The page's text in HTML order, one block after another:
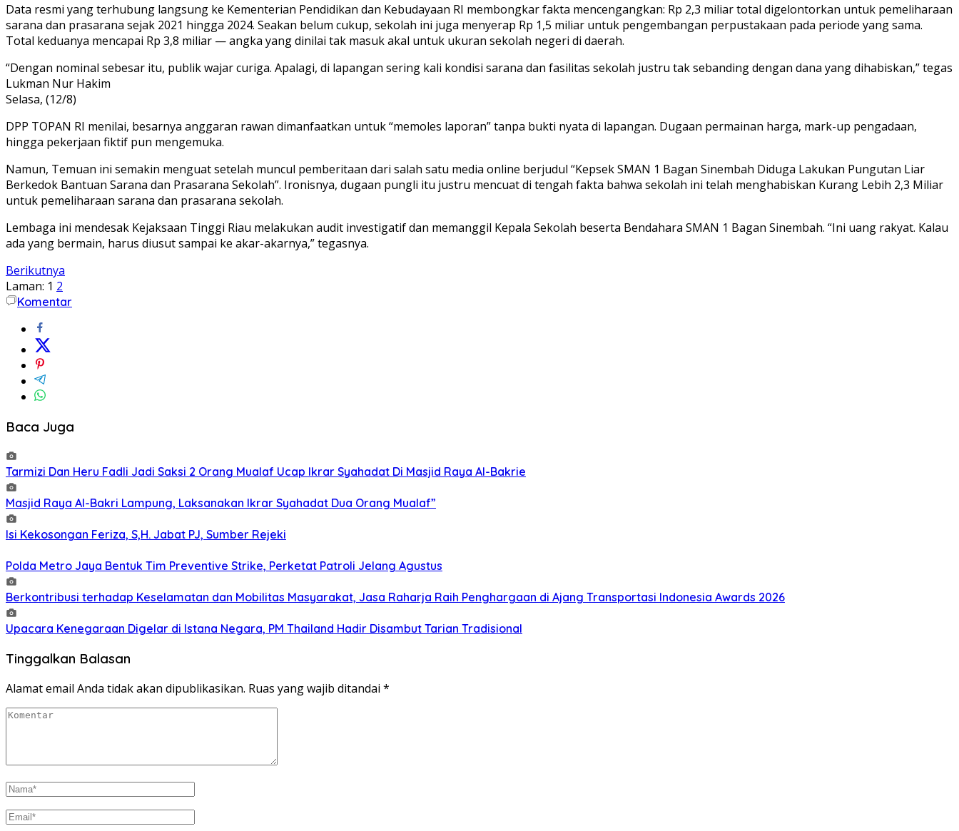
Data resmi yang terhubung langsung ke Kementerian Pendidikan dan Kebudayaan RI membongkar fakta mencengangkan: Rp 2,3 miliar total digelontorkan untuk pemeliharaan
sarana dan prasarana sejak 2021 hingga 2024. Seakan belum cukup, sekolah ini juga menyerap Rp 1,5 miliar untuk pengembangan perpustakaan pada periode yang sama.
Total keduanya mencapai Rp 3,8 miliar — angka yang dinilai tak masuk akal untuk ukuran sekolah negeri di daerah.
“Dengan nominal sebesar itu, publik wajar curiga. Apalagi, di lapangan sering kali kondisi sarana dan fasilitas sekolah justru tak sebanding dengan dana yang dihabiskan,” tegas
Lukman Nur Hakim
Selasa, (12/8)
DPP TOPAN RI menilai, besarnya anggaran rawan dimanfaatkan untuk “memoles laporan” tanpa bukti nyata di lapangan. Dugaan permainan harga, mark-up pengadaan,
hingga pekerjaan fiktif pun mengemuka.
Namun, Temuan ini semakin menguat setelah muncul pemberitaan dari salah satu media online berjudul “Kepsek SMAN 1 Bagan Sinembah Diduga Lakukan Pungutan Liar
Berkedok Bantuan Sarana dan Prasarana Sekolah”. Ironisnya, dugaan pungli itu justru mencuat di tengah fakta bahwa sekolah ini telah menghabiskan Kurang Lebih 2,3 Miliar
untuk pemeliharaan sarana dan prasarana sekolah.
Lembaga ini mendesak Kejaksaan Tinggi Riau melakukan audit investigatif dan memanggil Kepala Sekolah beserta Bendahara SMAN 1 Bagan Sinembah. “Ini uang rakyat. Kalau
ada yang bermain, harus diusut sampai ke akar-akarnya,” tegasnya.
Berikutnya
Laman: 1 2
Komentar
Baca Juga
Tarmizi Dan Heru Fadli Jadi Saksi 2 Orang Mualaf Ucap Ikrar Syahadat Di Masjid Raya Al-Bakrie
Masjid Raya Al-Bakri Lampung, Laksanakan Ikrar Syahadat Dua Orang Mualaf”
Isi Kekosongan Feriza, S,H. Jabat PJ, Sumber Rejeki
Polda Metro Jaya Bentuk Tim Preventive Strike, Perketat Patroli Jelang Agustus
Berkontribusi terhadap Keselamatan dan Mobilitas Masyarakat, Jasa Raharja Raih Penghargaan di Ajang Transportasi Indonesia Awards 2026
Upacara Kenegaraan Digelar di Istana Negara, PM Thailand Hadir Disambut Tarian Tradisional
Tinggalkan Balasan
Alamat email Anda tidak akan dipublikasikan. Ruas yang wajib ditandai *